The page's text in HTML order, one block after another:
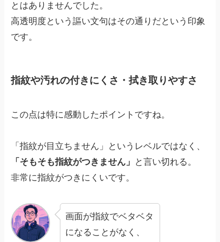
とはありませんでした。
高透明度という謳い文句はその通りだという印象
です。
指紋や汚れの付きにくさ・拭き取りやすさ
この点は特に感動したポイントですね。
「指紋が目立ちません」というレベルではなく、
「そもそも指紋がつきません」
と言い切れる。
非常に指紋がつきにくいです。
画面が指紋でベタベタ
になることがなく、